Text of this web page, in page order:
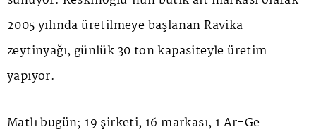
2005 yılında üretilmeye başlanan Ravika
zeytinyağı, günlük 30 ton kapasiteyle üretim
yapıyor.
Matlı bugün; 19 şirketi, 16 markası, 1 Ar-Ge